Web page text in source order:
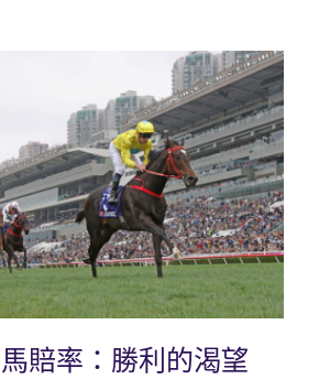
賠率：勝利的渴望